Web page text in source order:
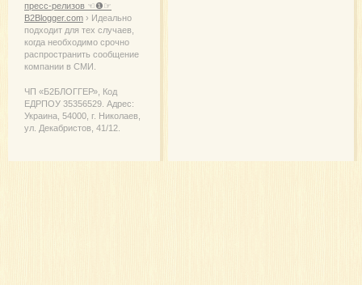
пресс-релизов ☜❶☞
B2Blogger.com › Идеально
подходит для тех случаев,
когда необходимо срочно
распространить сообщение
компании в СМИ.
ЧП «Б2БЛОГГЕР», Код
ЕДРПОУ 35356529. Адрес:
Украина, 54000, г. Николаев,
ул. Декабристов, 41/12.